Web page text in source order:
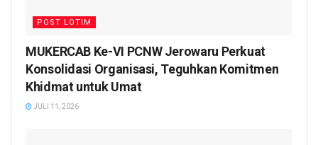
POST LOTIM
MUKERCAB Ke-VI PCNW Jerowaru Perkuat
Konsolidasi Organisasi, Teguhkan Komitmen
Khidmat untuk Umat
JULI 11, 2026